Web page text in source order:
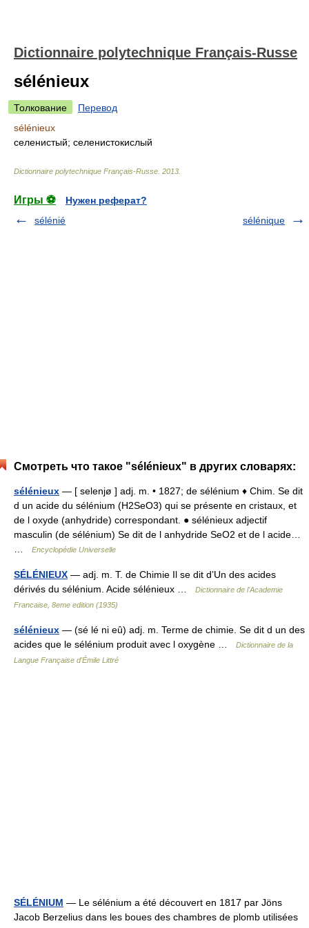
Dictionnaire polytechnique Français-Russe
sélénieux
Толкование
Перевод
sélénieux
селенистый; селенистокислый
Dictionnaire polytechnique Français-Russe 2013
Игры ⚽
Нужен реферат?
sélénié
sélénique
Смотреть что такое "sélénieux" в других словарях:
sélénieux — [ selenjø ] adj. m. • 1827; de sélénium ♦ Chim. Se dit
d un acide du sélénium (H2SeO3) qui se présente en cristaux, et
de l oxyde (anhydride) correspondant. ● sélénieux adjectif
masculin (de sélénium) Se dit de l anhydride SeO2 et de l acide…
Encyclopédie Universelle
SÉLÉNIEUX — adj. m. T. de Chimie Il se dit d’Un des acides
dérivés du sélénium. Acide sélénieux …
Dictionnaire de l'Academie
Francaise, 8eme edition (1935)
sélénieux — (sé lé ni eû) adj. m. Terme de chimie. Se dit d un des
acides que le sélénium produit avec l oxygène …
Dictionnaire de la
Langue Française d'Émile Littré
SÉLÉNIUM — Le sélénium a été découvert en 1817 par Jöns
Jacob Berzelius dans les boues des chambres de plomb utilisées